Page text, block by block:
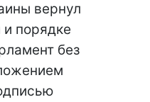
вернул
и порядке
без